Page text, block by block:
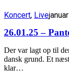
Koncert, Live
26.01.25 –
Der var lagt op til
dansk grund. Et
klar…